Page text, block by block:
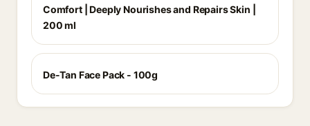
Comfort | Deeply Nourishes and Repairs Skin |
200 ml
De-Tan Face Pack - 100g